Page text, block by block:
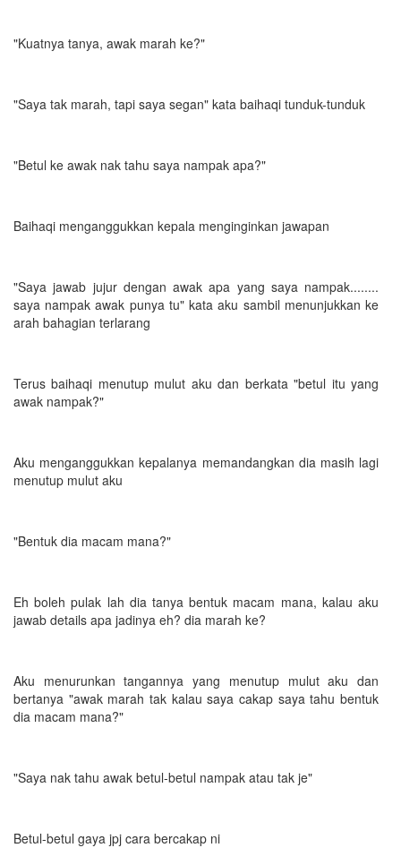
"Kuatnya tanya, awak marah ke?"
"Saya tak marah, tapi saya segan" kata baihaqi tunduk-tunduk
"Betul ke awak nak tahu saya nampak apa?"
Baihaqi menganggukkan kepala menginginkan jawapan
"Saya jawab jujur dengan awak apa yang saya nampak........
saya nampak awak punya tu" kata aku sambil menunjukkan ke
arah bahagian terlarang
Terus baihaqi menutup mulut aku dan berkata "betul itu yang
awak nampak?"
Aku menganggukkan kepalanya memandangkan dia masih lagi
menutup mulut aku
"Bentuk dia macam mana?"
Eh boleh pulak lah dia tanya bentuk macam mana, kalau aku
jawab details apa jadinya eh? dia marah ke?
Aku menurunkan tangannya yang menutup mulut aku dan
bertanya "awak marah tak kalau saya cakap saya tahu bentuk
dia macam mana?"
"Saya nak tahu awak betul-betul nampak atau tak je"
Betul-betul gaya jpj cara bercakap ni